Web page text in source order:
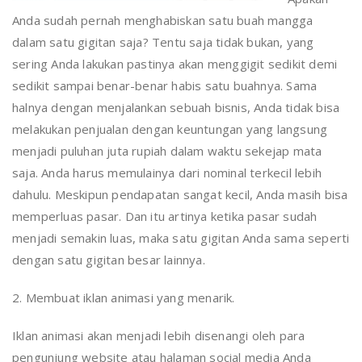
Anda sudah pernah menghabiskan satu buah mangga
dalam satu gigitan saja? Tentu saja tidak bukan, yang
sering Anda lakukan pastinya akan menggigit sedikit demi
sedikit sampai benar-benar habis satu buahnya. Sama
halnya dengan menjalankan sebuah bisnis, Anda tidak bisa
melakukan penjualan dengan keuntungan yang langsung
menjadi puluhan juta rupiah dalam waktu sekejap mata
saja. Anda harus memulainya dari nominal terkecil lebih
dahulu. Meskipun pendapatan sangat kecil, Anda masih bisa
memperluas pasar. Dan itu artinya ketika pasar sudah
menjadi semakin luas, maka satu gigitan Anda sama seperti
dengan satu gigitan besar lainnya.
2. Membuat iklan animasi yang menarik.
Iklan animasi akan menjadi lebih disenangi oleh para
pengunjung website atau halaman social media Anda